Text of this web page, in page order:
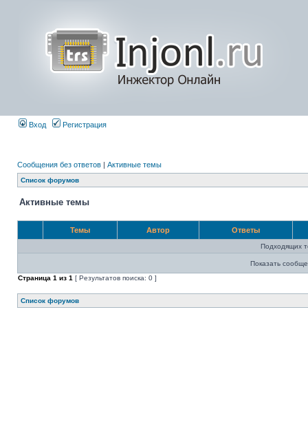
Вход Регистрация
Сообщения без ответов | Активные темы
Список форумов
Активные темы
Темы Автор Ответы
Подходящих
Показать
Страница 1 из 1 [ Результатов поиска: 0 ]
Список форумов